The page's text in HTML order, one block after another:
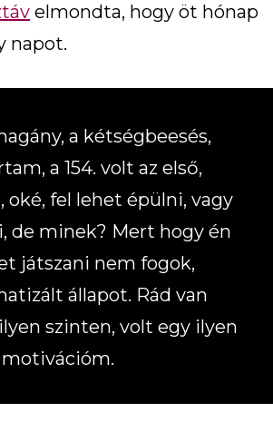
elmondta, hogy öt hónap
napot.
a kétségbeesés,
a 154. volt az első,
fel lehet épülni, vagy
de minek? Mert hogy én
játszani nem fogok,
állapot. Rád van
szinten, volt egy ilyen